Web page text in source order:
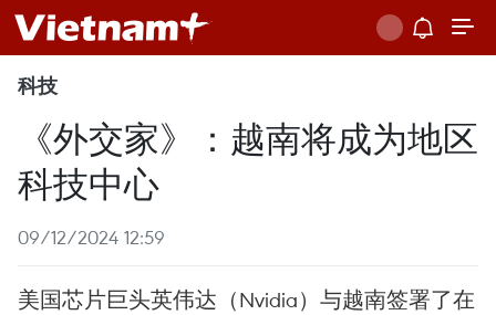
科技
《外交家》：越南将成为地区
科技中心
09/12/2024 12:59
美国芯片巨头英伟达（Nvidia）与越南签署了在